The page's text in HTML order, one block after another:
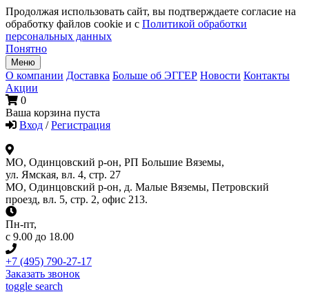
Продолжая использовать сайт, вы подтверждаете согласие на
обработку файлов cookie и с Политикой обработки
персональных данных
Понятно
Меню
О компании Доставка Больше об ЭГГЕР Новости Контакты
Акции
0
Ваша корзина пуста
Вход / Регистрация
МО, Одинцовский р-он, РП Большие Вяземы,
ул. Ямская, вл. 4, стр. 27
МО, Одинцовский р-он, д. Малые Вяземы, Петровский
проезд, вл. 5, стр. 2, офис 213.
Пн-пт,
с 9.00 до 18.00
+7 (495) 790-27-17
Заказать звонок
toggle search